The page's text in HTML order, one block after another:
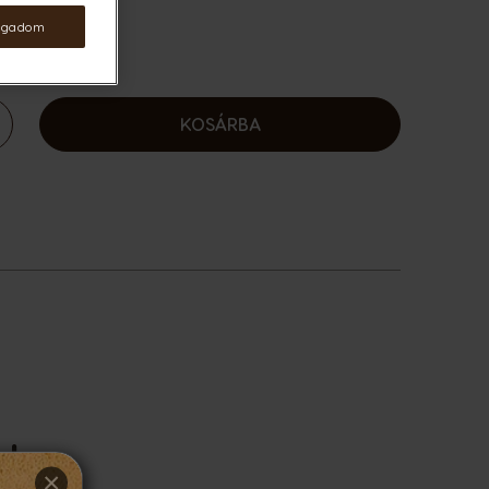
KOSÁRBA